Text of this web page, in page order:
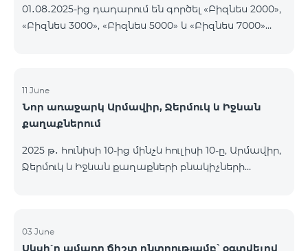
01․08․2025-ից դադարում են գործել «Բիզնես 2000»,
«Բիզնես 3000», «Բիզնես 5000» և «Բիզնես 7000»
ստորև ներկայացված աղյուսակի․ Հին
սակագնային փաթեթ Նոր սակագնային փաթեթ
Բիզնես 2000 PRO 1900 Բիզնես 3000 Pro Special 1
11 June
Նոր առաջարկ Արմավիր, Ջերմուկ և Իջևան
քաղաքներում
2025 թ․ հունիսի 10-ից մինչև հուլիսի 10-ը, Արմավիր,
Ջերմուկ և Իջևան քաղաքների բնակիչների
9900 Regional Ակցիայի շրջանակում
03 June
Սկսի՛ր ամառը ճիշտ ընտրությամբ՝ օգտվելով